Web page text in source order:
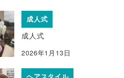
成人式
成人式
2026年1月13日